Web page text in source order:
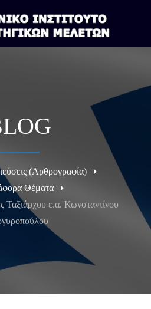
(Αρθρογραφία)
Θέματα
Ταξιάρχου ε.α. Κωνσταντίνου